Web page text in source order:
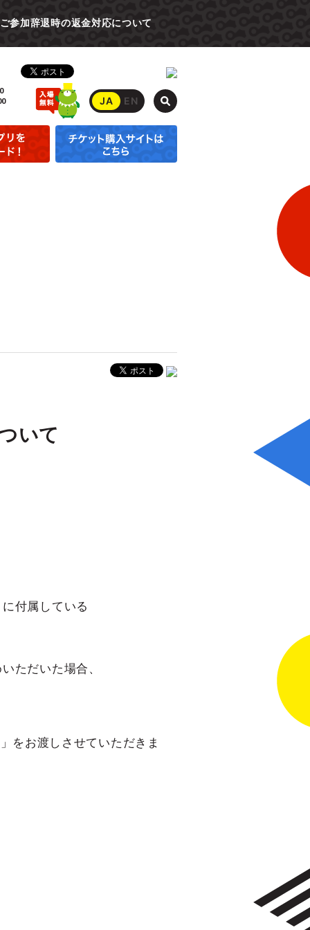
参加辞退時の返金対応について
JA EN
いて
付属している
ただいた場合、
をお渡しさせていただきま